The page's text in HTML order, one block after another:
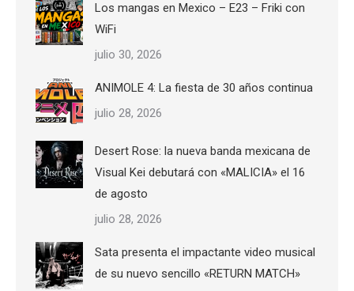
Los mangas en Mexico – E23 – Friki con
WiFi
julio 30, 2026
ANIMOLE 4: La fiesta de 30 años continua
julio 28, 2026
Desert Rose: la nueva banda mexicana de
Visual Kei debutará con «MALICIA» el 16
de agosto
julio 28, 2026
Sata presenta el impactante video musical
de su nuevo sencillo «RETURN MATCH»